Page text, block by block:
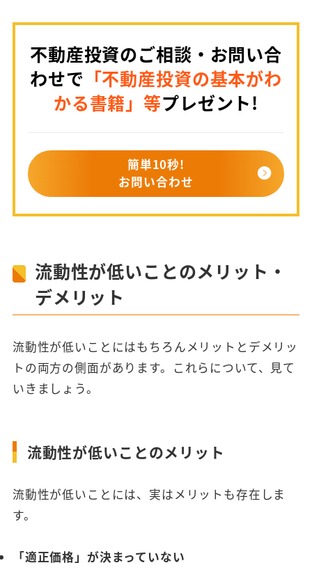
不動産投資のご相談・お問い合
わせで 「不動産投資の基本がわ
かる書籍」等プレゼント!
簡単10秒!
お問い合わせ
流動性が低いことのメリット・
デメリット
流動性が低いことにはもちろんメリットとデメリッ
トの両方の側面があります。これらについて、見て
いきましょう。
流動性が低いことのメリット
流動性が低いことには、実はメリットも存在しま
す。
「適正価格」が決まっていない